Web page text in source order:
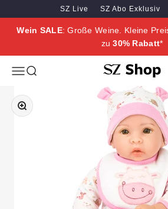
Zum Inhalt springen
Zum Hauptinhalt springen
SZ Live SZ Abo Exklusiv
Wein SALE: Große Weine. Kleine
zu30% Rabatt*
MenüSuche SZ Erleben
Bild vergrößern